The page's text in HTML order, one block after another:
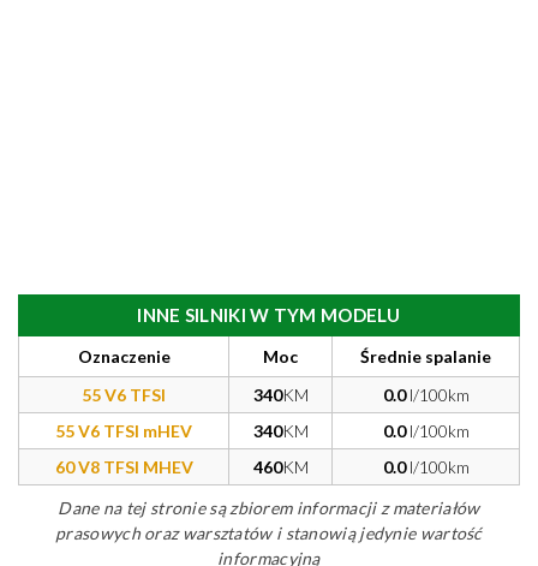
INNE SILNIKI W TYM MODELU
Oznaczenie Moc
Średnie spalanie
55 V6 TFSI
340KM 0.0l/100km
55 V6 TFSI mHEV
340KM 0.0l/100km
60 V8 TFSI MHEV
460KM 0.0l/100km
Dane na tej stronie są zbiorem informacji z materiałów
prasowych oraz warsztatów i stanowią jedynie wartość
informacyjną